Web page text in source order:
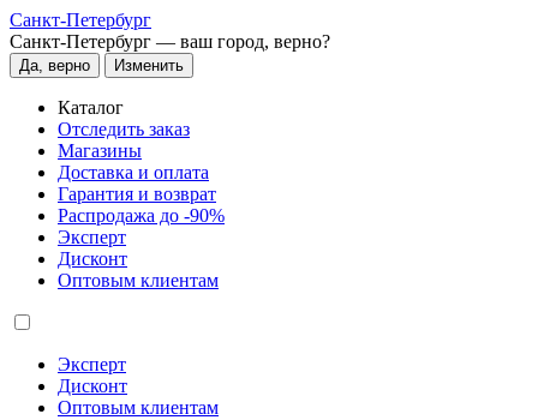
Санкт-Петербург
Санкт-Петербург — ваш город, верно?
Да, верно Изменить
Каталог
Отследить заказ
Магазины
Доставка и оплата
Гарантия и возврат
Распродажа до -90%
Эксперт
Дисконт
Оптовым клиентам
Эксперт
Дисконт
Оптовым клиентам